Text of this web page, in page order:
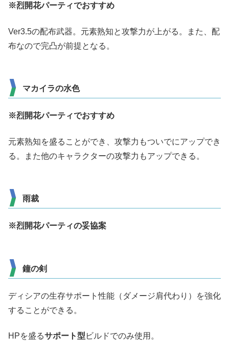
※烈開花パーティでおすすめ
Ver3.5の配布武器。元素熟知と攻撃力が上がる。また、配
布なので完凸が前提となる。
マカイラの水色
※烈開花パーティでおすすめ
元素熟知を盛ることができ、攻撃力もついでにアップでき
る。また他のキャラクターの攻撃力もアップできる。
雨裁
※烈開花パーティの妥協案
鐘の剣
ディシアの生存サポート性能（ダメージ肩代わり）を強化
することができる。
HPを盛るサポート型 ビルドでのみ使用。